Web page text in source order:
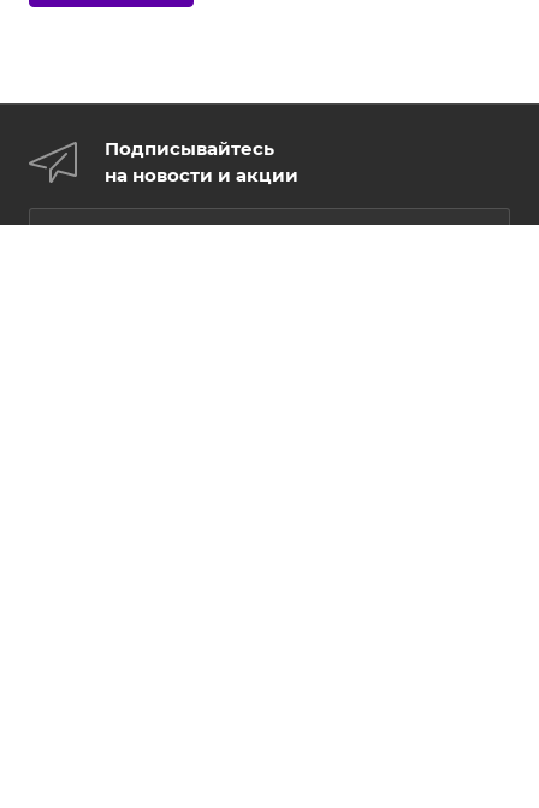
Подписывайтесь
на новости и акции